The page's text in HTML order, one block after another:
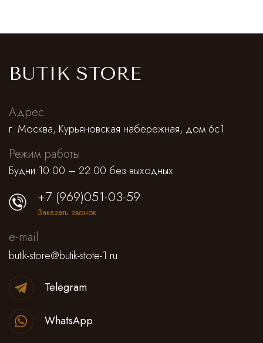
BUTIK STORE
Адрес
г. Москва, Курьяновская набережная, дом 6с1
Режим работы
Будни 10:00 – 22:00 без выходных
+7 (969)051-03-59
Заказать звонок
e-mail
butik-store@butik-stote-1.ru
Telegram
WhatsApp